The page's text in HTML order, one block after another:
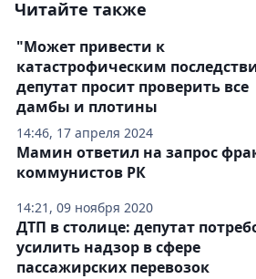
Читайте также
14:46, 17 апреля 2024
"Может привести к
катастрофическим
депутат просит проверить все
дамбы и плотины
14:21, 09 ноября 2020
Мамин ответил на запрос
коммунистов РК
ДТП в столице: депутат
усилить надзор в сфере
пассажирских перевозок